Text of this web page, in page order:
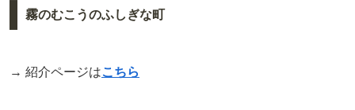
霧のむこうのふしぎな町
→ 紹介ページはこちら